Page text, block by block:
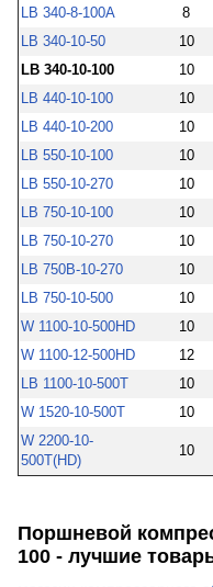
LB 340-8-100А
8
LB 340-10-50
10
LB 340-10-100
10
LB 440-10-100
10
LB 440-10-200
10
LB 550-10-100
10
LB 550-10-270
10
LB 750-10-100
10
LB 750-10-270
10
LB 750В-10-270
10
LB 750-10-500
10
W 1100-10-500HD
10
W 1100-12-500HD
12
LB 1100-10-500T
10
W 1520-10-500T
10
W 2200-10-
500T(HD)
10
Поршневой
100 - лучшие